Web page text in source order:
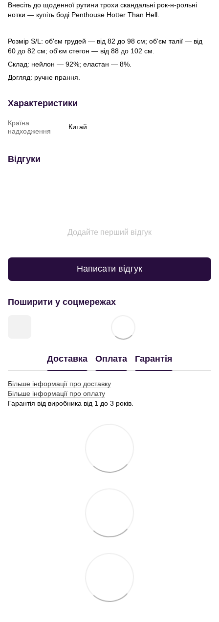
Внесіть до щоденної рутини трохи скандальні рок-н-рольні
нотки — купіть боді Penthouse Hotter Than Hell.
Розмір S/L: об'єм грудей — від 82 до 98 см; об'єм талії — від
60 до 82 см; об'єм стегон — від 88 до 102 см.
Склад: нейлон — 92%; еластан — 8%.
Догляд: ручне прання.
Характеристики
Країна
надходження
Китай
Відгуки
Додайте перший відгук
Написати відгук
Поширити у соцмережах
Доставка Оплата Гарантія
Більше інформації про доставку
Більше інформації про оплату
Гарантія від виробника від 1 до 3 років.